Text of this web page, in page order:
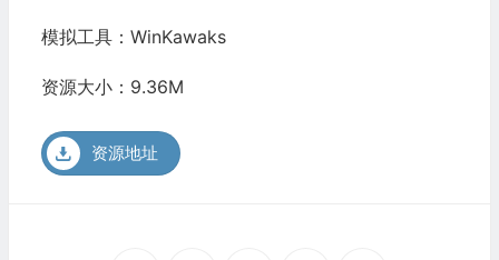
模拟工具：WinKawaks
资源大小：9.36M
资源地址